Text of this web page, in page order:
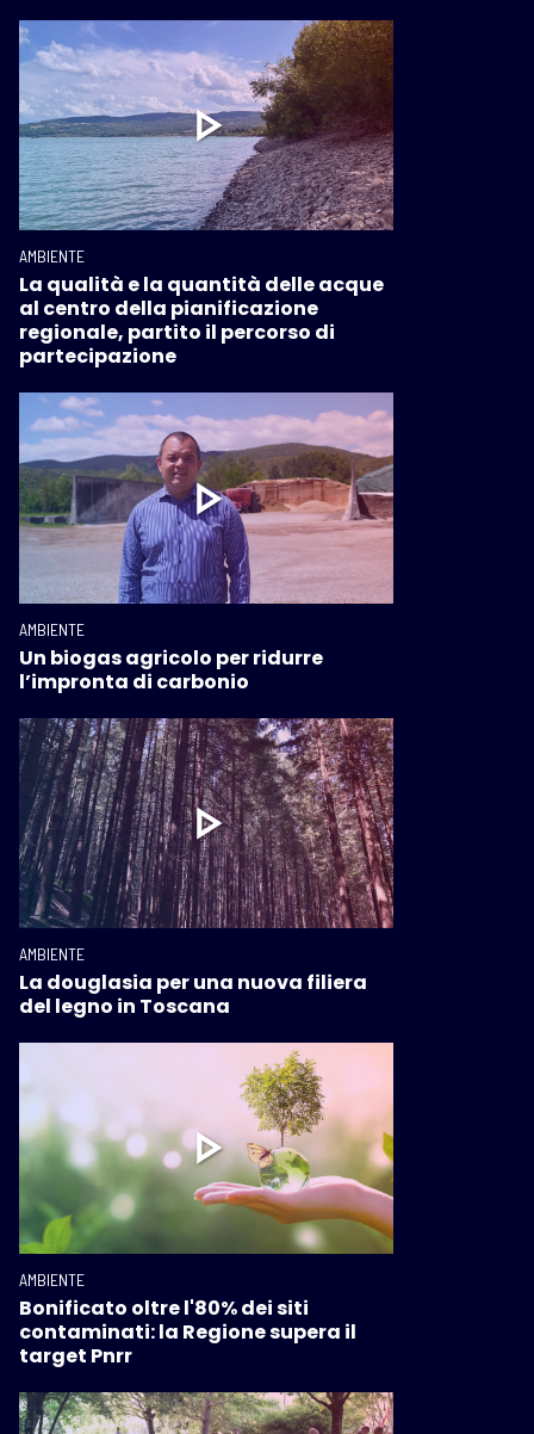
AMBIENTE
La qualità e la quantità delle acque
al centro della pianificazione
regionale, partito il percorso di
partecipazione
AMBIENTE
Un biogas agricolo per ridurre
l’impronta di carbonio
AMBIENTE
La douglasia per una nuova filiera
del legno in Toscana
AMBIENTE
Bonificato oltre l'80% dei siti
contaminati: la Regione supera il
target Pnrr